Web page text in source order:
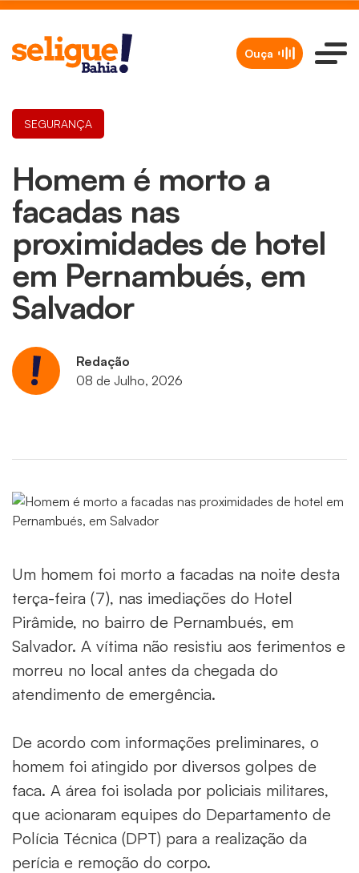
Ouça
Homem é morto a
facadas nas
proximidades de hotel
em Pernambués, em
Salvador
SEGURANÇA
Redação
08 de Julho, 2026
Um homem foi morto a facadas na noite desta
terça-feira (7), nas imediações do Hotel
Pirâmide, no bairro de Pernambués, em
Salvador. A vítima não resistiu aos ferimentos e
morreu no local antes da chegada do
atendimento de emergência.
De acordo com informações preliminares, o
homem foi atingido por diversos golpes de
faca. A área foi isolada por policiais militares,
que acionaram equipes do Departamento de
Polícia Técnica (DPT) para a realização da
perícia e remoção do corpo.